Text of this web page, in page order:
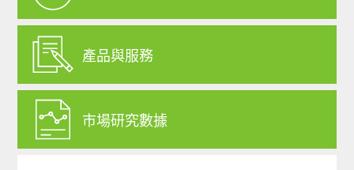
產品與服務
市場研究數據